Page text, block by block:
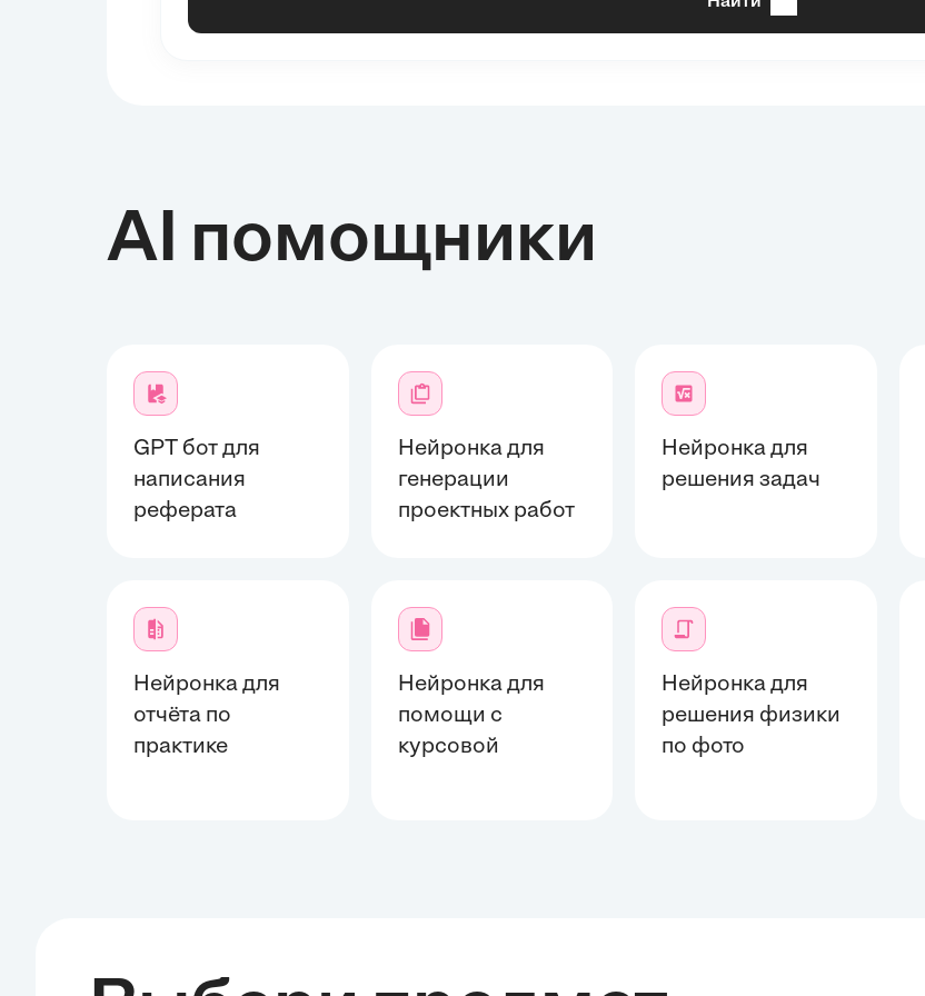
AI помощники
GPT бот для
написания
реферата
Нейронка для
генерации
проектных работ
Нейронка для
решения задач
Нейронка для
отчёта по
практике
Нейронка для
помощи с
курсовой
Нейронка для
решения физики
по фото